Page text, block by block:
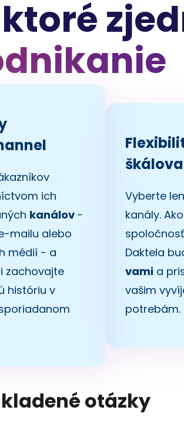
ich
kanálov -
mailu alebo
médií - a
zachovajte
históriu v
Vyberte
kanály.
Daktela
vami a
vašim
potrebám.
otázky